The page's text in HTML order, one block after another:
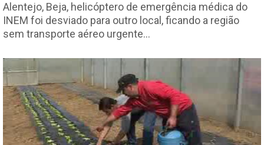
Alentejo, Beja, helicóptero de emergência médica do
INEM foi desviado para outro local, ficando a região
sem transporte aéreo urgente…